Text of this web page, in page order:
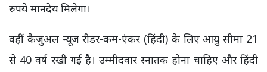
रुपये मानदेय मिलेगा।
वहीं कैजुअल न्यूज रीडर-कम-एंकर (हिंदी) के लिए आयु सीमा 21
से 40 वर्ष रखी गई है। उम्मीदवार स्नातक होना चाहिए और हिंदी